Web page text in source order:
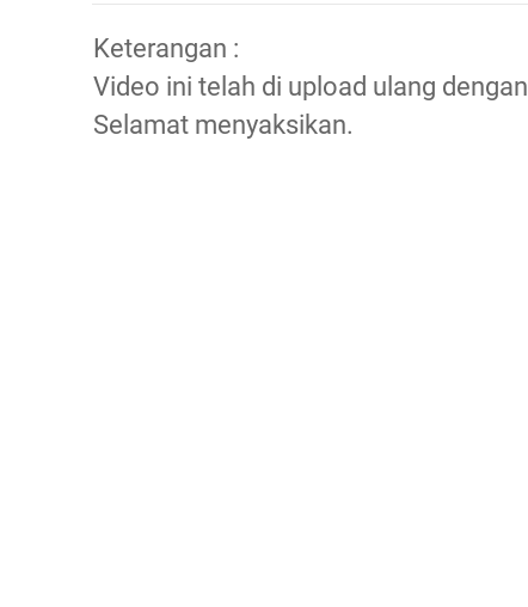
Keterangan :
Video ini telah di upload ulang dengan
Selamat menyaksikan.